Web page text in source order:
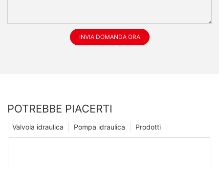
INVIA DOMANDA ORA
POTREBBE PIACERTI
Prodotti
Pompa idraulica
Valvola idraulica